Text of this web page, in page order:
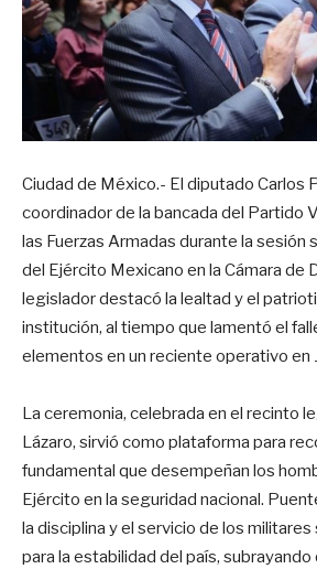
Ciudad de México.- El diputado Carlos
coordinador de la bancada del Partido
las Fuerzas Armadas durante la sesión
del Ejército Mexicano en la Cámara de
legislador destacó la lealtad y el
institución, al tiempo que lamentó el
elementos en un reciente operativo en
La ceremonia, celebrada en el recinto
Lázaro, sirvió como plataforma para
fundamental que desempeñan los
Ejército en la seguridad nacional.
la disciplina y el servicio de los
para la estabilidad del país, subrayando